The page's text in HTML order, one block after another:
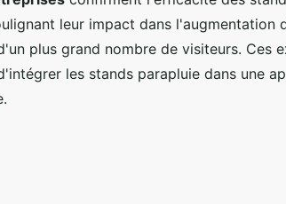
leur impact dans l'augmentation
plus grand nombre de visiteurs. Ces
les stands parapluie dans une